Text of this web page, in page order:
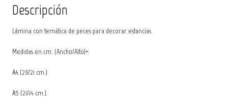
Descripción
Lámina con temática de peces para decorar estancias
Medidas en cm. (Ancho/Alto)*:
A4 (29/21 cm.)
A5 (21/14 cm.)